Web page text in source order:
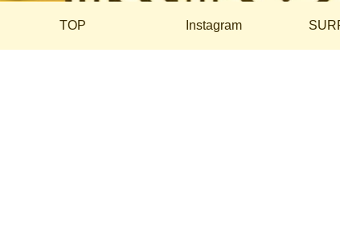
TOP Instagram